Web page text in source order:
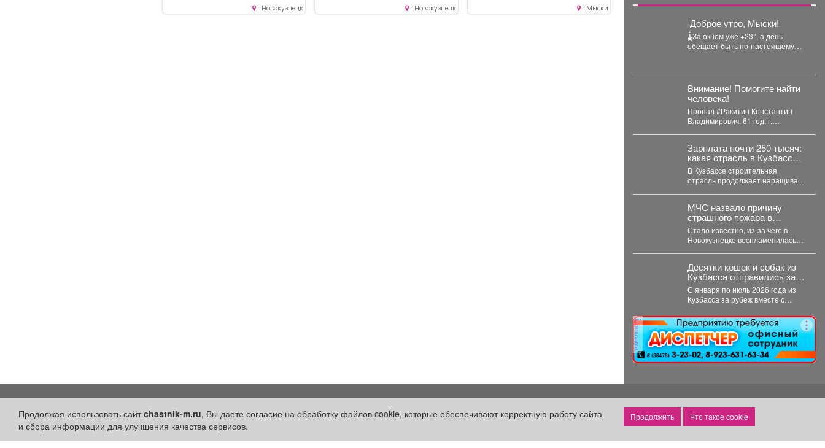
г Новокузнецк г Новокузнецк г Мыски
️ Доброе утро, Мыски!
🌡За окном уже +23°, а день
обещает быть по-настоящему
Внимание! Помогите найти
человека!
Пропал #Ракитин Константин
Владимирович, 61 год, г.
Зарплата почти 250 тысяч:
какая отрасль в Кузбассе
выросла на 42% в доходе
В Кузбассе строительная
отрасль продолжает наращивать
месяцев...
МЧС назвало причину
страшного пожара в
кузбасской автошколе
Стало известно, из-за чего в
Новокузнецке воспламенилась
Заброшенная автошкола...
Десятки кошек и собак из
Кузбасса отправились за
границу
С января по июль 2026 года из
Кузбасса за рубеж вместе с
реклама
Продолжая использовать сайтchastnik-m.ru, Вы даете согласие на обработку файлов cookie, которые обеспечивают корректную работу сайта
и сбора информации для улучшения качества сервисов.
Что такое cookie
Разделы сайта:
Объявления
Быстрые ссылки:
Установить приложение
Рекламодателям: Оплата услуг: